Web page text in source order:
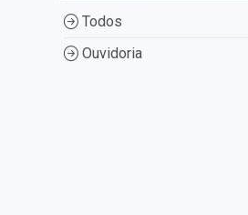
Todos
Ouvidoria